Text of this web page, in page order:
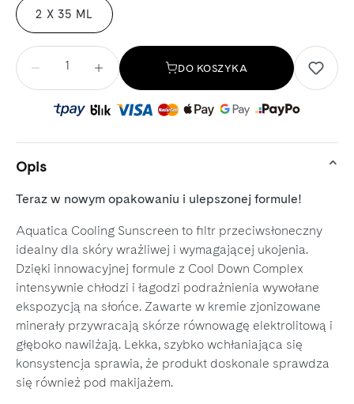
2 X 35 ML
Ilość
DO KOSZYKA
Opis
Teraz w nowym opakowaniu i ulepszonej formule!
Aquatica Cooling Sunscreen to filtr przeciwsłoneczny
idealny dla skóry wrażliwej i wymagającej ukojenia.
Dzięki innowacyjnej formule z Cool Down Complex
intensywnie chłodzi i łagodzi podrażnienia wywołane
ekspozycją na słońce. Zawarte w kremie zjonizowane
minerały przywracają skórze równowagę elektrolitową i
głęboko nawilżają. Lekka, szybko wchłaniająca się
konsystencja sprawia, że produkt doskonale sprawdza
się również pod makijażem.